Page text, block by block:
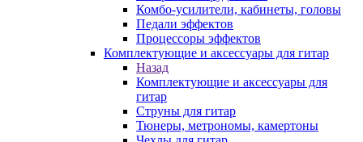
Комбо-усилители, кабинеты, головы
Педали эффектов
Процессоры эффектов
Комплектующие и аксессуары для гитар
Назад
Комплектующие и аксессуары для
гитар
Струны для гитар
Тюнеры, метрономы, камертоны